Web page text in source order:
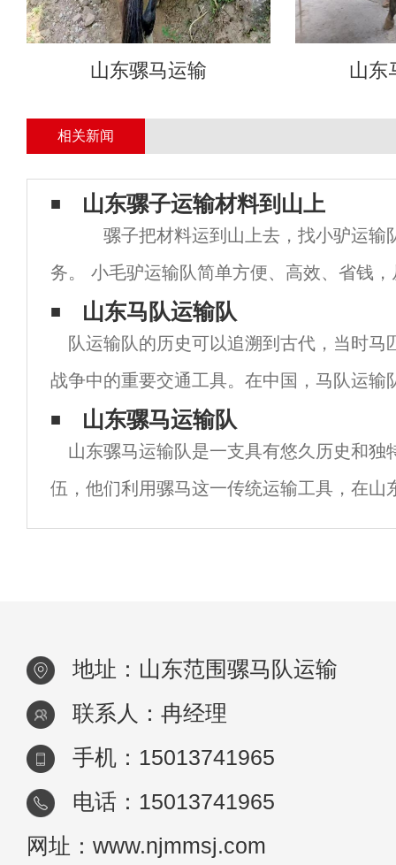
山东骡马运输 山东
相关新闻
山东骡子运输材料到山上
骡子把材料运到山上去，找小驴运输
务。 小毛驴运输队简单方便、高效、省钱
行骡子马队运输物资。 抗战时期骡子马队
用。 部分大型设备人工运输工人，损坏财
山东马队运输队
队运输队的历史可以追溯到古代，当时马
战争中的重要交通工具。在中国，马队运输
流的重任，还蕴含着丰富的历史和文化内涵
御马到民间的马帮，马队运输队一直是连接
山东骡马运输队
山东骡马运输队是一支具有悠久历史和独
伍，他们利用骡马这一传统运输工具，在山
范围内提供着重要的运输服务。以下是对山
地址：山东范围骡马队运输
联系人：冉经理
手机：15013741965
电话：15013741965
网址：www.njmmsj.com